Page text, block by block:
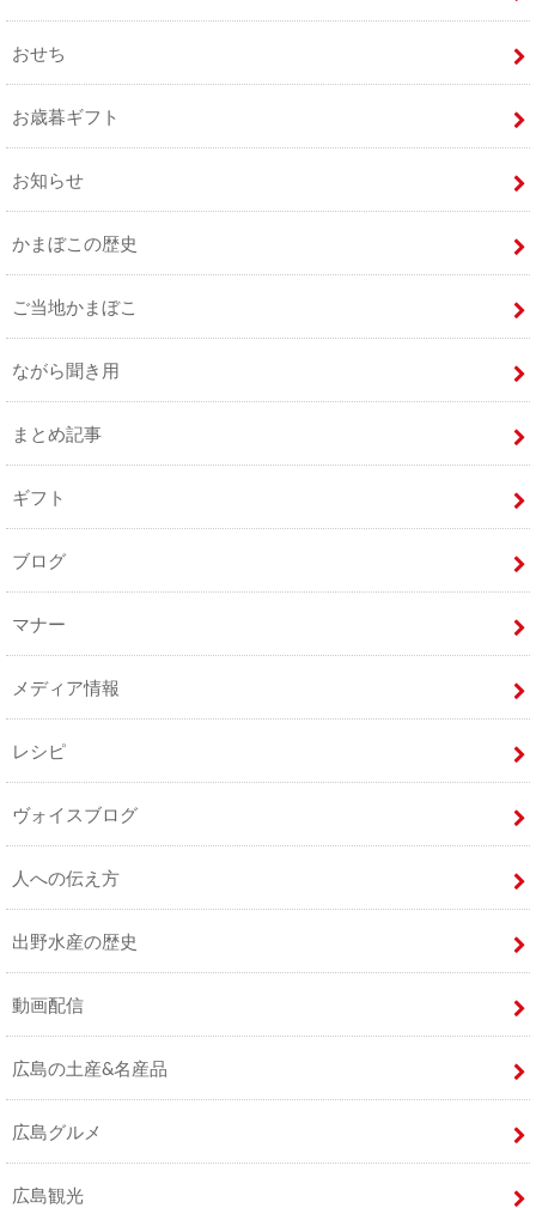
おせち
お歳暮ギフト
お知らせ
かまぼこの歴史
ご当地かまぼこ
ながら聞き用
まとめ記事
ギフト
ブログ
マナー
メディア情報
レシピ
ヴォイスブログ
人への伝え方
出野水産の歴史
動画配信
広島の土産&名産品
広島グルメ
広島観光